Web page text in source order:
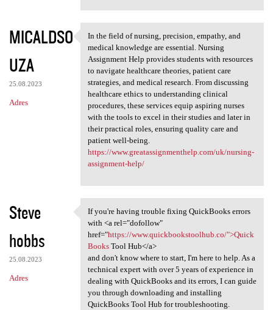
MICALDSO
UZA
25.08.2023
Adres
In the field of nursing,
In the field of nursing, precision, empathy, and
medical knowledge are essential. Nursing
Assignment Help provides students with resources
to navigate healthcare theories, patient care
strategies, and medical research. From discussing
healthcare ethics to understanding clinical
procedures, these services equip aspiring nurses
with the tools to excel in their studies and later in
their practical roles, ensuring quality care and
patient well-being.
https://www.greatassignmenthelp.com/uk/nursing-
assignment-help/
Steve
hobbs
25.08.2023
Adres
If you're having trouble
If you're having trouble fixing QuickBooks errors
with <a rel="dofollow"
href="https://www.quickbookstoolhub.co/">Quick
BooksTool Hub</a>
and don't know where to start, I'm here to help. As a
technical expert with over 5 years of experience in
dealing with QuickBooks and its errors, I can guide
you through downloading and installing
QuickBooks Tool Hub for troubleshooting.